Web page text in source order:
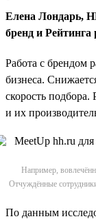
Елена Лондарь,
бренд и Рейтинга
Работа с брендом
бизнеса.
скорость подбора.
и их
Например,
Отчуждённые
По данным